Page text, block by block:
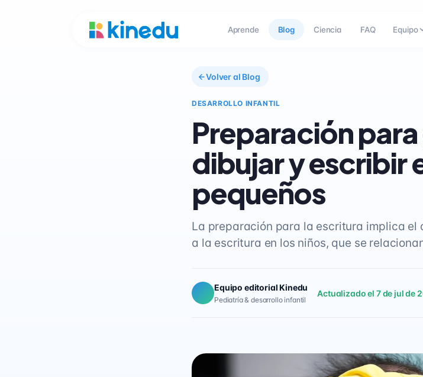
Aprende Blog Ciencia FAQ Equipo
Volver al Blog
DESARROLLO INFANTIL
Preparación
dibujar y escribir
pequeños
La preparación para la escritura implica
a la escritura en los niños, que se
Equipo editorial Kinedu
Pediatría & desarrollo infantil
Actualizado el 7 de jul de